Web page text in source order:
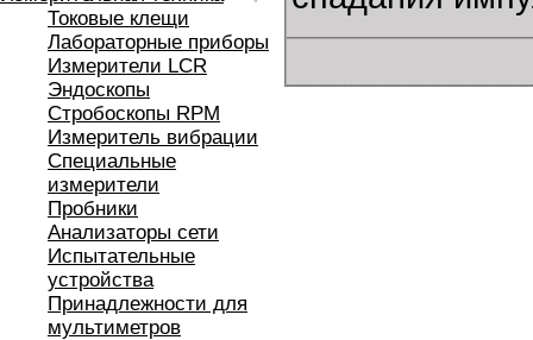
Токовые клещи
Лабораторные приборы
Измерители LCR
Эндоскопы
Стробоскопы RPM
Измеритель вибрации
Специальные
измерители
Пробники
Анализаторы сети
Испытательные
устройства
Принадлежности для
мультиметров